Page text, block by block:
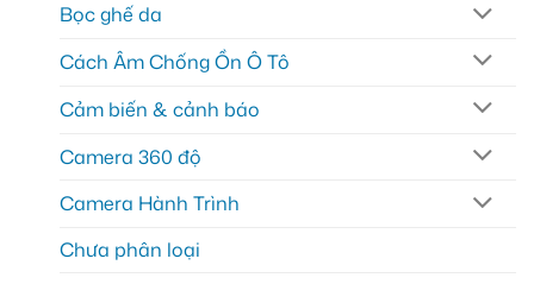
Bọc ghế da
Cách Âm Chống Ồn Ô Tô
Cảm biến & cảnh báo
Camera 360 độ
Camera Hành Trình
Chưa phân loại